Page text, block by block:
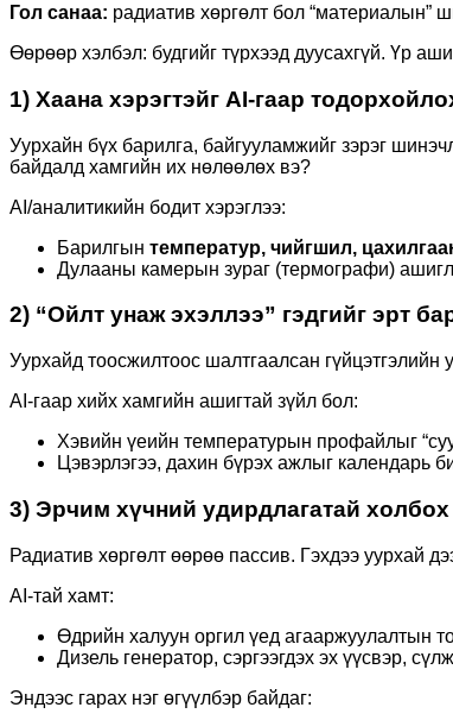
Гол санаа: радиатив хөргөлт бол “материалын”
Өөрөөр хэлбэл: будгийг түрхээд дуусахгүй. Үр
1) Хаана хэрэгтэйг AI-гаар
Уурхайн бүх барилга, байгууламжийг зэрэг
байдалд хамгийн их нөлөөлөх вэ?
AI/аналитикийн бодит хэрэглээ:
Барилгын температур, чийгшил,
Дулааны камерын зураг (термографи)
2) “Ойлт унаж эхэллээ” гэдгийг эрт
Уурхайд тоосжилтоос шалтгаалсан гүйцэтгэлийн
AI-гаар хийх хамгийн ашигтай зүйл бол:
Хэвийн үеийн температурын профайлыг
Цэвэрлэгээ, дахин бүрэх ажлыг календарь
3) Эрчим хүчний удирдлагатай
Радиатив хөргөлт өөрөө пассив. Гэхдээ уурхай
AI-тай хамт:
Өдрийн халуун оргил үед агааржуулалтын
Дизель генератор, сэргээгдэх эх үүсвэр,
Эндээс гарах нэг өгүүлбэр байдаг: